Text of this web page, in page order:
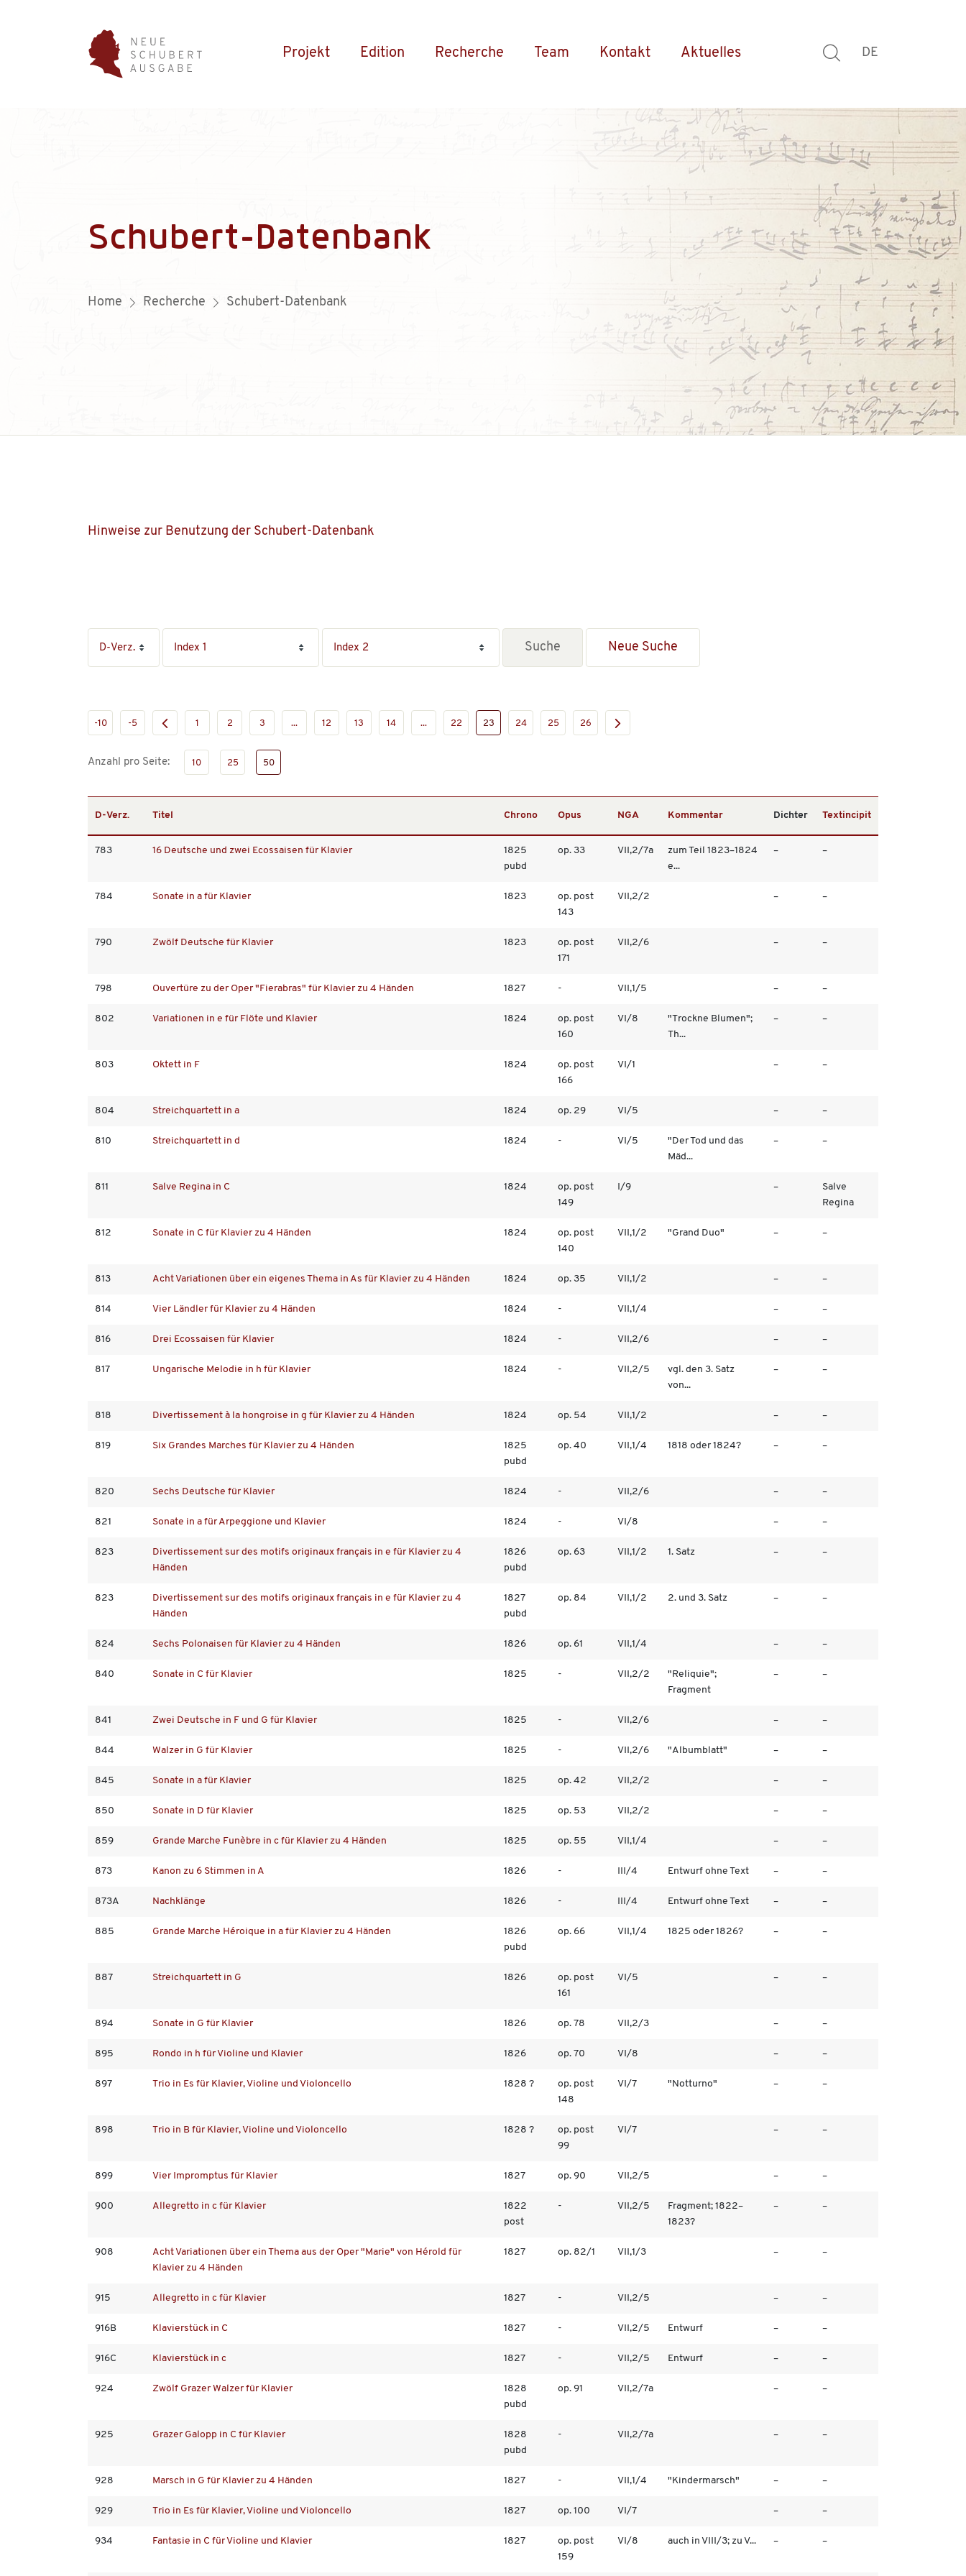
Projekt Edition Recherche Team Kontakt Aktuelles DE
Schubert-Datenbank
Home Recherche Schubert-Datenbank
Hinweise zur Benutzung der Schubert-Datenbank
Neue Suche
-10 -5 1 2 3 ... 12 13 14 ... 22 23 24 25 26
Anzahl pro Seite: 10 25 50
D-Verz. Titel Chrono Opus NGA Kommentar Dichter Textincipit
783 16 Deutsche und zwei Ecossaisen für Klavier
1825
pubd
op. 33 VII,2/7a
zum Teil 1823–1824
e...
– –
784 Sonate in a für Klavier 1823
op. post
143
VII,2/2 – –
790 Zwölf Deutsche für Klavier 1823
op. post
171
VII,2/6 – –
798 Ouvertüre zu der Oper "Fierabras" für Klavier zu 4 Händen 1827 - VII,1/5 – –
802 Variationen in e für Flöte und Klavier 1824
op. post
160
VI/8
"Trockne Blumen";
Th...
– –
803 Oktett in F 1824
op. post
166
VI/1 – –
804 Streichquartett in a 1824 op. 29 VI/5 – –
810 Streichquartett in d 1824 - VI/5
"Der Tod und das
Mäd...
– –
811 Salve Regina in C 1824
op. post
149
I/9 –
Salve
Regina
812 Sonate in C für Klavier zu 4 Händen 1824
op. post
140
VII,1/2 "Grand Duo" – –
813 Acht Variationen über ein eigenes Thema in As für Klavier zu 4 Händen 1824 op. 35 VII,1/2 – –
814 Vier Ländler für Klavier zu 4 Händen 1824 - VII,1/4 – –
816 Drei Ecossaisen für Klavier 1824 - VII,2/6 – –
817 Ungarische Melodie in h für Klavier 1824 - VII,2/5
vgl. den 3. Satz
von...
– –
818 Divertissement à la hongroise in g für Klavier zu 4 Händen 1824 op. 54 VII,1/2 – –
819 Six Grandes Marches für Klavier zu 4 Händen
1825
pubd
op. 40 VII,1/4 1818 oder 1824? – –
820 Sechs Deutsche für Klavier 1824 - VII,2/6 – –
821 Sonate in a für Arpeggione und Klavier 1824 - VI/8 – –
823
Divertissement sur des motifs originaux français in e für Klavier zu 4
Händen
1826
pubd
op. 63 VII,1/2 1. Satz – –
823
Divertissement sur des motifs originaux français in e für Klavier zu 4
Händen
1827
pubd
op. 84 VII,1/2 2. und 3. Satz – –
824 Sechs Polonaisen für Klavier zu 4 Händen 1826 op. 61 VII,1/4 – –
840 Sonate in C für Klavier 1825 - VII,2/2
"Reliquie";
Fragment
– –
841 Zwei Deutsche in F und G für Klavier 1825 - VII,2/6 – –
844 Walzer in G für Klavier 1825 - VII,2/6 "Albumblatt" – –
845 Sonate in a für Klavier 1825 op. 42 VII,2/2 – –
850 Sonate in D für Klavier 1825 op. 53 VII,2/2 – –
859 Grande Marche Funèbre in c für Klavier zu 4 Händen 1825 op. 55 VII,1/4 – –
873 Kanon zu 6 Stimmen in A 1826 - III/4 Entwurf ohne Text – –
873A Nachklänge 1826 - III/4 Entwurf ohne Text – –
885 Grande Marche Héroique in a für Klavier zu 4 Händen
1826
pubd
op. 66 VII,1/4 1825 oder 1826? – –
887 Streichquartett in G 1826
op. post
161
VI/5 – –
894 Sonate in G für Klavier 1826 op. 78 VII,2/3 – –
895 Rondo in h für Violine und Klavier 1826 op. 70 VI/8 – –
897 Trio in Es für Klavier, Violine und Violoncello 1828 ?
op. post
148
VI/7 "Notturno" – –
898 Trio in B für Klavier, Violine und Violoncello 1828 ?
op. post
99
VI/7 – –
899 Vier Impromptus für Klavier 1827 op. 90 VII,2/5 – –
900 Allegretto in c für Klavier
1822
post
- VII,2/5
Fragment; 1822–
1823?
– –
908
Acht Variationen über ein Thema aus der Oper "Marie" von Hérold für
Klavier zu 4 Händen
1827 op. 82/1 VII,1/3 – –
915 Allegretto in c für Klavier 1827 - VII,2/5 – –
916B Klavierstück in C 1827 - VII,2/5 Entwurf – –
916C Klavierstück in c 1827 - VII,2/5 Entwurf – –
924 Zwölf Grazer Walzer für Klavier
1828
pubd
op. 91 VII,2/7a – –
925 Grazer Galopp in C für Klavier
1828
pubd
- VII,2/7a – –
928 Marsch in G für Klavier zu 4 Händen 1827 - VII,1/4 "Kindermarsch" – –
929 Trio in Es für Klavier, Violine und Violoncello 1827 op. 100 VI/7 – –
934 Fantasie in C für Violine und Klavier 1827
op. post
159
VI/8 auch in VIII/3; zu V... – –